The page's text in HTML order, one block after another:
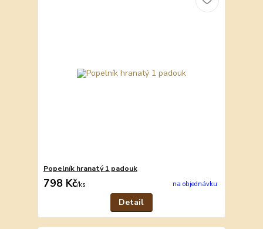
Popelník hranatý 1 padouk
798 Kč/ks na objednávku
Detail